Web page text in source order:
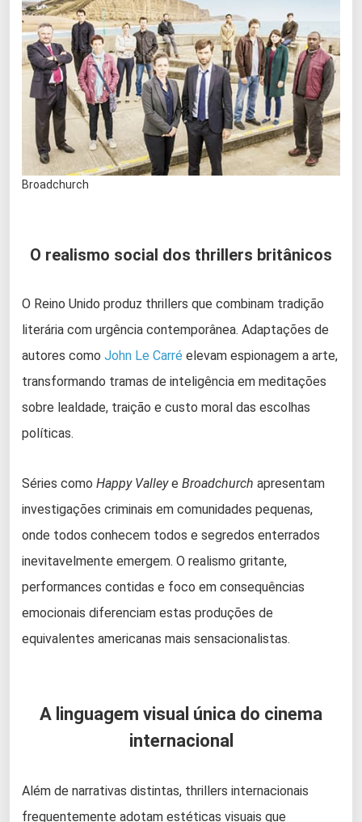
Broadchurch
O realismo social dos thrillers britânicos
O Reino Unido produz thrillers que combinam tradição
literária com urgência contemporânea. Adaptações de
autores como John Le Carré elevam espionagem a arte,
transformando tramas de inteligência em meditações
sobre lealdade, traição e custo moral das escolhas
políticas.
Séries como Happy Valleye Broadchurch apresentam
investigações criminais em comunidades pequenas,
onde todos conhecem todos e segredos enterrados
inevitavelmente emergem. O realismo gritante,
performances contidas e foco em consequências
emocionais diferenciam estas produções de
equivalentes americanas mais sensacionalistas.
A linguagem visual única do cinema
internacional
Além de narrativas distintas, thrillers internacionais
frequentemente adotam estéticas visuais que